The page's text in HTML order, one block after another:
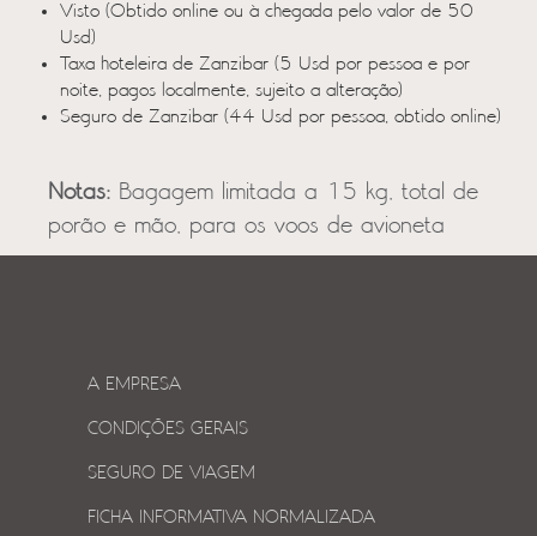
Visto (Obtido online ou à chegada pelo valor de 50
Usd)
Taxa hoteleira de Zanzibar (5 Usd por pessoa e por
noite, pagos localmente, sujeito a alteração)
Seguro de Zanzibar (44 Usd por pessoa, obtido online)
Notas: Bagagem limitada a 15 kg, total de
porão e mão, para os voos de avioneta
A EMPRESA
CONDIÇÕES GERAIS
SEGURO DE VIAGEM
FICHA INFORMATIVA NORMALIZADA